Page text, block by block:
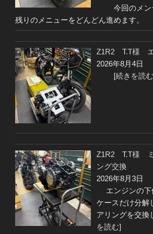
今回のメン
残りのメニューをどんどん進めます
Z1R2 T.T様
2026年8月4日
[続きを読
Z1R2 T.T様 ミ
ング交換
2026年8月3日
エンジンの下
ケースだけ分解
アリングを交
を読む]